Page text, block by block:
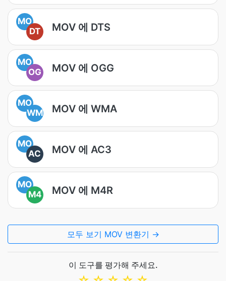
MO
DT
MOV 에 DTS
MO
OG
MOV 에 OGG
MO
WM
MOV 에 WMA
MO
AC
MOV 에 AC3
MO
M4
MOV 에 M4R
모두 보기 MOV 변환기 →
이 도구를 평가해 주세요.